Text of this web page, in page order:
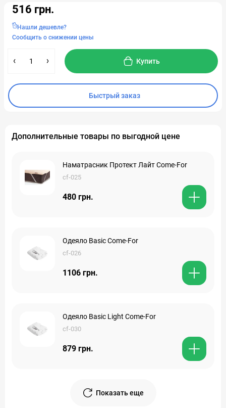
516 грн.
Нашли дешевле?
Сообщить о снижении цены
Купить
Быстрый заказ
Дополнительные товары по выгодной цене
Наматрасник Протект Лайт Come-For
cf-025
480 грн.
Одеяло Basic Come-For
cf-026
1106 грн.
Одеяло Basic Light Come-For
cf-030
879 грн.
Показать еще